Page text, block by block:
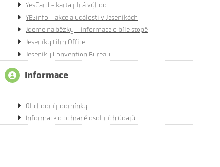
YesCard - karta plná výhod
YESinfo - akce a události v Jeseníkách
Jdeme na běžky - informace o bíle stopě
Jeseníky Film Office
Jeseníky Convention Bureau
Informace
Obchodní podmínky
Informace o ochraně osobních údajů